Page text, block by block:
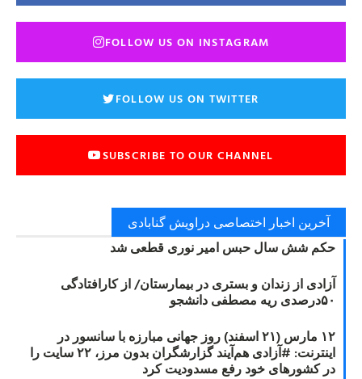
FOLLOW US ON INSTAGRAM
FOLLOW US ON TWITTER
SUBSCRIBE TO OUR CHANNEL
آخرین اخبار اختصاصی دراویش گنابادی
حکم شش سال حبس امیر نوری قطعی شد
آزادی از زندان و بستری در بیمارستان/ از کارافتادگی
۵۰درصدی ریه مصطفی دانشجو
۱۲ مارس (۲۱ اسفند) روز جهانی مبارزه با سانسور در
اینترنت: #آزادی هم‌آیند گزارشگران‌ بدون مرز، ۲۲ سایت را
در کشورهای خود رفع مسدودیت کرد